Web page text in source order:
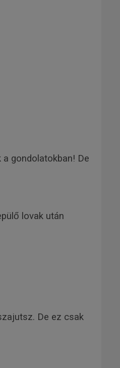
gondolatokban! De
lovak után
De ez csak